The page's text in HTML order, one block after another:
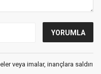
veya imalar, inançlara saldırı